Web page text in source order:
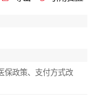
保政策、支付方式改